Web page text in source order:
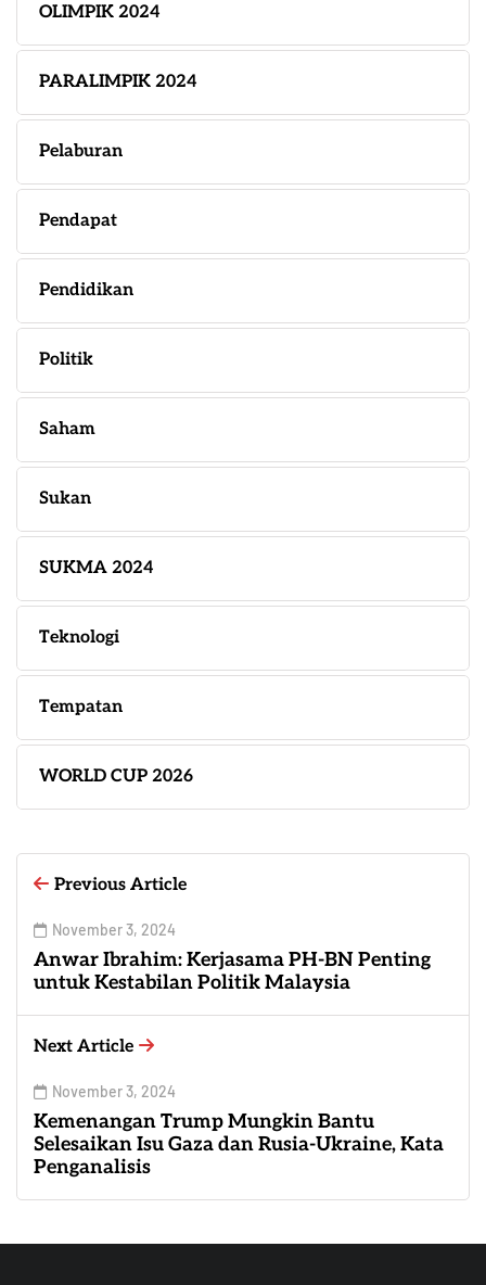
OLIMPIK 2024
PARALIMPIK 2024
Pelaburan
Pendapat
Pendidikan
Politik
Saham
Sukan
SUKMA 2024
Teknologi
Tempatan
WORLD CUP 2026
Previous Article
November 3, 2024
Anwar Ibrahim: Kerjasama PH-BN Penting
untuk Kestabilan Politik Malaysia
Next Article
November 3, 2024
Kemenangan Trump Mungkin Bantu
Selesaikan Isu Gaza dan Rusia-Ukraine, Kata
Penganalisis